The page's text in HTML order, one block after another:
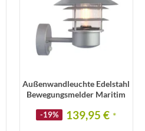
Außenwandleuchte Edelstahl
Bewegungsmelder Maritim
-19% 139,95 € *